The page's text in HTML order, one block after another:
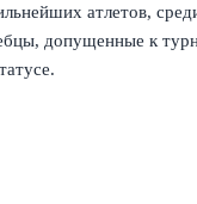
атлетов,
допущенные к